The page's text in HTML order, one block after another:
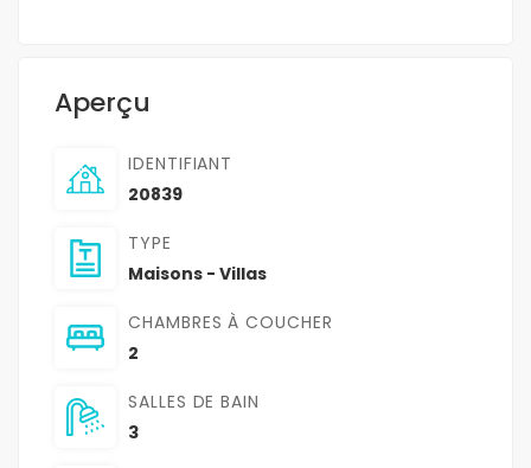
Aperçu
IDENTIFIANT
20839
TYPE
Maisons - Villas
CHAMBRES À COUCHER
2
SALLES DE BAIN
3